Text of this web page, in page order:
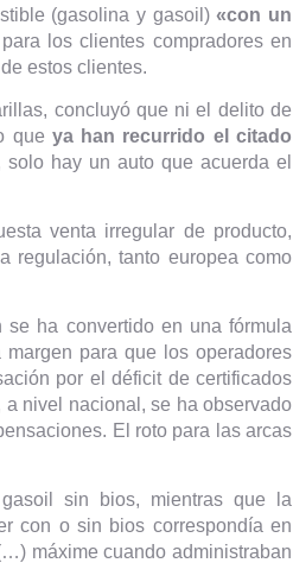
(gasolina y gasoil)«con un
los clientes compradores en
estos clientes.
concluyó que ni el delito de
que ya han recurrido el citado
hay un auto que acuerda el
venta irregular de producto,
regulación, tanto europea como
ha convertido en una fórmula
para que los operadores
por el déficit de certificados
nivel nacional, se ha observado
El roto para las arcas
sin bios, mientras que la
con o sin bios correspondía en
máxime cuando administraban